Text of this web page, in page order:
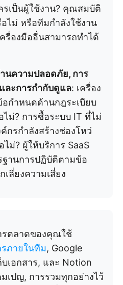
รเป็นผู้ใช้งาน? คุณสมบัติ
ไม่ หรือทีมกำลังใช้งาน
รื่องมืออื่นสามารถทำได้
นความปลอดภัย, การ
ละการกำกับดูแล: เครื่อง
กำหนดด้านกฎระเบียบ
ม่? การซื้อระบบ IT ที่ไม่
กรกำลังสร้างช่องโหว่
ม่? ผู้ให้บริการ SaaS
านการปฏิบัติตามข้อ
ลี่ยงความเสี่ยง
รตลาดของคุณใช้
ภายในทีม, Google
เอกสาร, และ Notion
เปญ, การรวมทุกอย่างไว้